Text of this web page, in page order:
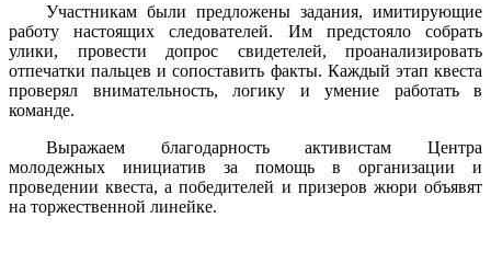
Участникам были предложены задания, имитирующие
работу настоящих следователей. Им предстояло собрать
улики, провести допрос свидетелей, проанализировать
отпечатки пальцев и сопоставить факты. Каждый этап квеста
проверял внимательность, логику и умение работать в
команде.
Выражаем благодарность активистам Центра
молодежных инициатив за помощь в организации и
проведении квеста, а победителей и призеров жюри объявят
на торжественной линейке.